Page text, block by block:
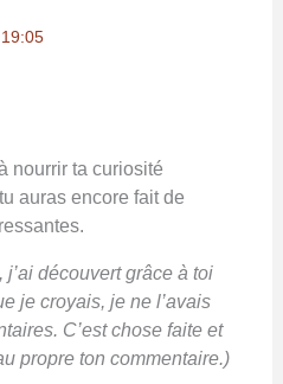
nourrir ta curiosité
auras encore fait de
découvert grâce à toi
je croyais, je ne l’avais
C’est chose faite et
propre ton commentaire.)